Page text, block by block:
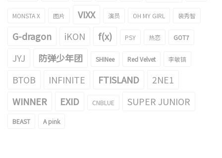
MONSTA X 图片 VIXX 演员 OH MY GIRL 裴秀智
G-dragon iKON f(x) PSY 热恋 GOT7
JYJ 防弹少年团 SHINee Red Velvet 李敏镐
BTOB INFINITE FTISLAND
2NE1
WINNER
EXID CNBLUE SUPER JUNIOR
BEAST A pink